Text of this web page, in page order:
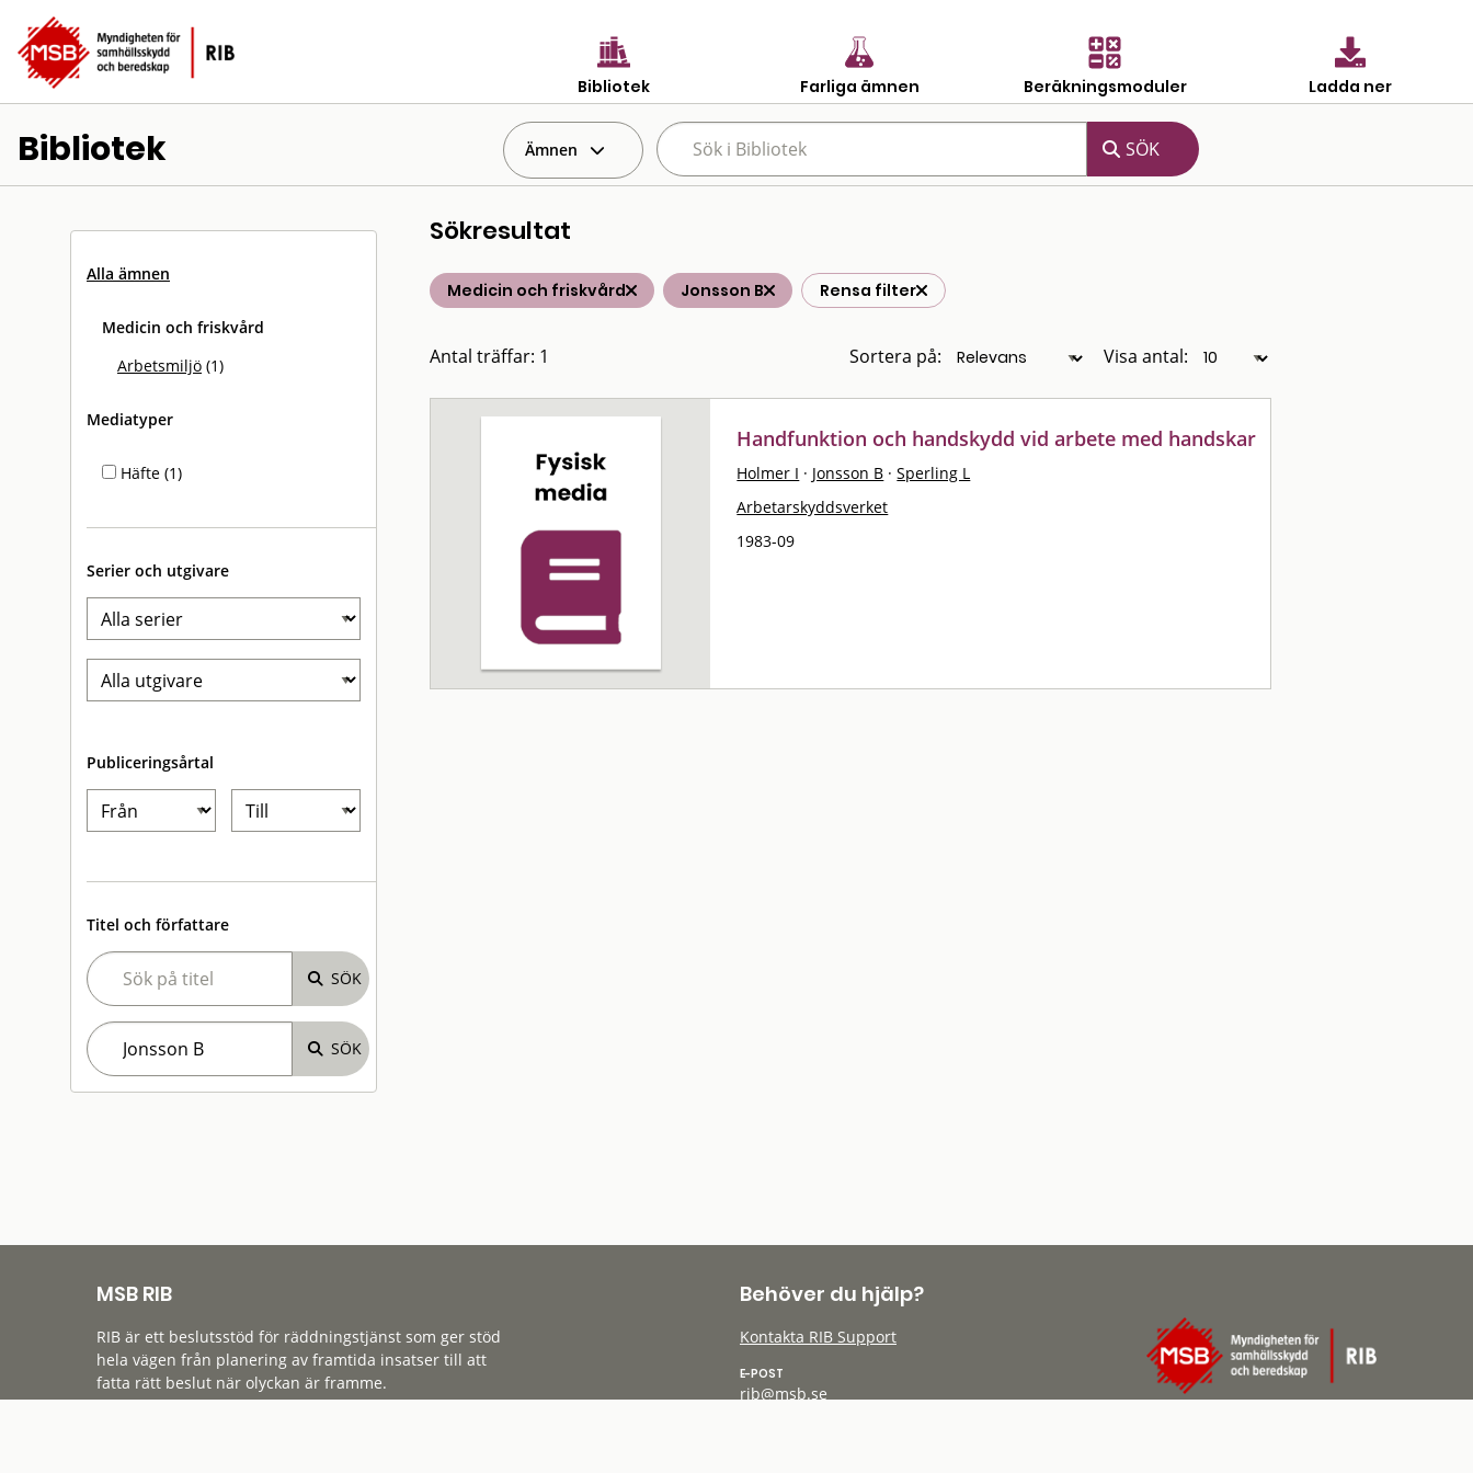
Bibliotek Farliga ämnen Beräkningsmoduler Ladda ner
Bibliotek Ämnen
Alla ämnen
Medicin och friskvård
Arbetsmiljö (1)
Mediatyper
Häfte (1)
Serier och utgivare
Publiceringsårtal
Titel och författare
Sökresultat
Medicin och friskvård Jonsson B Rensa filter
Antal träffar: 1 Sortera på: Visa antal:
Handfunktion och handskydd vid arbete med handskar
Holmer I · Jonsson B · Sperling L
Arbetarskyddsverket
1983-09
MSB RIB
RIB är ett beslutsstöd för räddningstjänst som ger stöd
hela vägen från planering av framtida insatser till att
fatta rätt beslut när olyckan är framme.
Behöver du hjälp?
Kontakta RIB Support
E-POST
rib@msb.se